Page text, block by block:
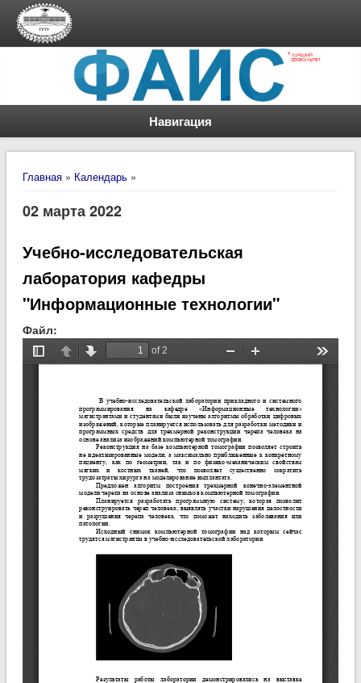
Навигация
Вы здесь
Главная» Календарь»
02 марта 2022
Учебно-исследовательская
лаборатория кафедры
"Информационные технологии"
Файл: